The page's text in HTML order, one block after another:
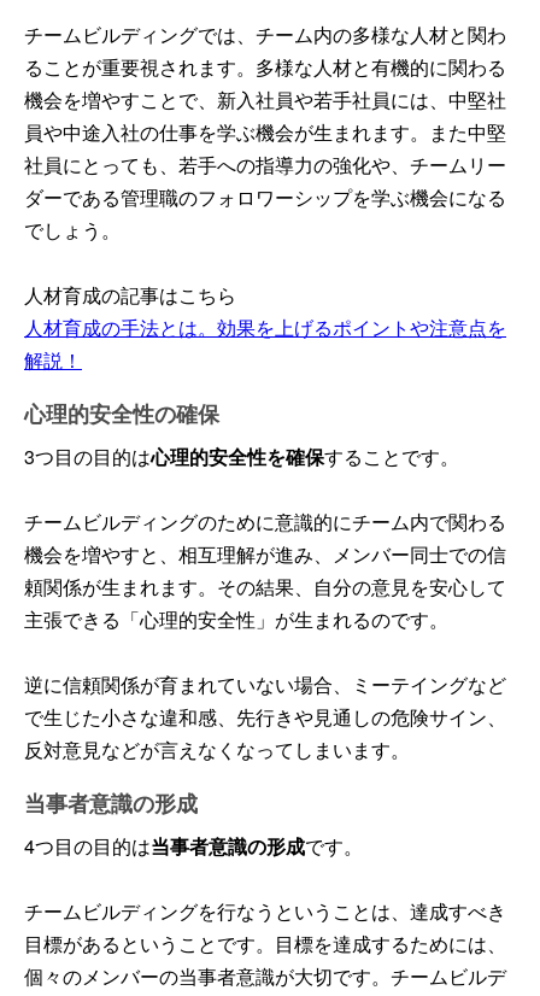
チームビルディングでは、チーム内の多様な人材と関わ
ることが重要視されます。多様な人材と有機的に関わる
機会を増やすことで、新入社員や若手社員には、中堅社
員や中途入社の仕事を学ぶ機会が生まれます。また中堅
社員にとっても、若手への指導力の強化や、チームリー
ダーである管理職のフォロワーシップを学ぶ機会になる
でしょう。
人材育成の記事はこちら
人材育成の手法とは。効果を上げるポイントや注意点を
解説！
心理的安全性の確保
3つ目の目的は心理的安全性を確保することです。
チームビルディングのために意識的にチーム内で関わる
機会を増やすと、相互理解が進み、メンバー同士での信
頼関係が生まれます。その結果、自分の意見を安心して
主張できる「心理的安全性」が生まれるのです。
逆に信頼関係が育まれていない場合、ミーテイングなど
で生じた小さな違和感、先行きや見通しの危険サイン、
反対意見などが言えなくなってしまいます。
当事者意識の形成
4つ目の目的は当事者意識の形成です。
チームビルディングを行なうということは、達成すべき
目標があるということです。目標を達成するためには、
個々のメンバーの当事者意識が大切です。チームビルデ